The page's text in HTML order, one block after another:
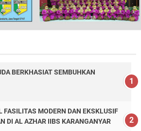
BERKHASIAT SEMBUHKAN
FASILITAS MODERN DAN EKSKLUSIF
DI AL AZHAR IIBS KARANGANYAR